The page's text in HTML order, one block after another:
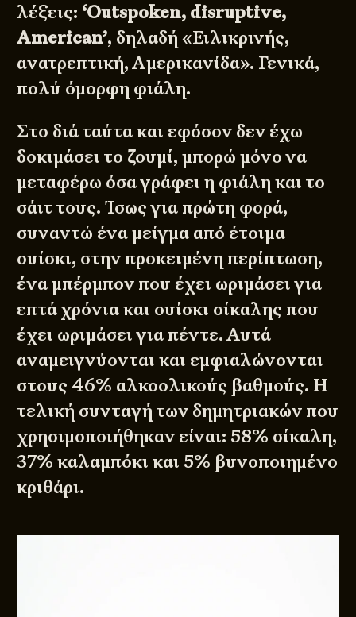
λέξεις: ‘Outspoken, disruptive,
American’, δηλαδή «Ειλικρινής,
ανατρεπτική, Αμερικανίδα». Γενικά,
πολύ όμορφη φιάλη.
Στο διά ταύτα και εφόσον δεν έχω
δοκιμάσει το ζουμί, μπορώ μόνο να
μεταφέρω όσα γράφει η φιάλη και το
σάιτ τους. Ίσως για πρώτη φορά,
συναντώ ένα μείγμα από έτοιμα
ουίσκι, στην προκειμένη περίπτωση,
ένα μπέρμπον που έχει ωριμάσει για
επτά χρόνια και ουίσκι σίκαλης που
έχει ωριμάσει για πέντε. Αυτά
αναμειγνύονται και εμφιαλώνονται
στους 46% αλκοολικούς βαθμούς. Η
τελική συνταγή των δημητριακών που
χρησιμοποιήθηκαν είναι: 58% σίκαλη,
37% καλαμπόκι και 5% βυνοποιημένο
κριθάρι.